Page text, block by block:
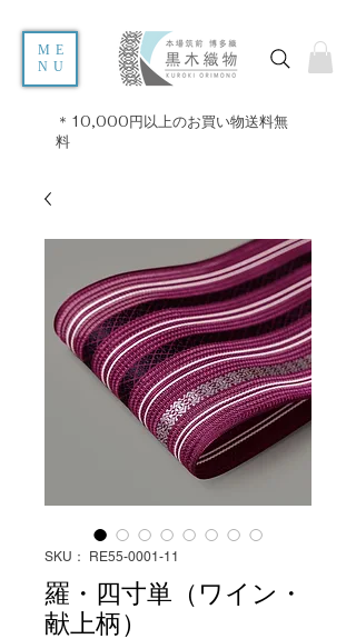
ME
NU
＊10,000円以上のお買い物送料無
料
SKU： RE55-0001-11
羅・四寸単（ワイン・
献上柄）